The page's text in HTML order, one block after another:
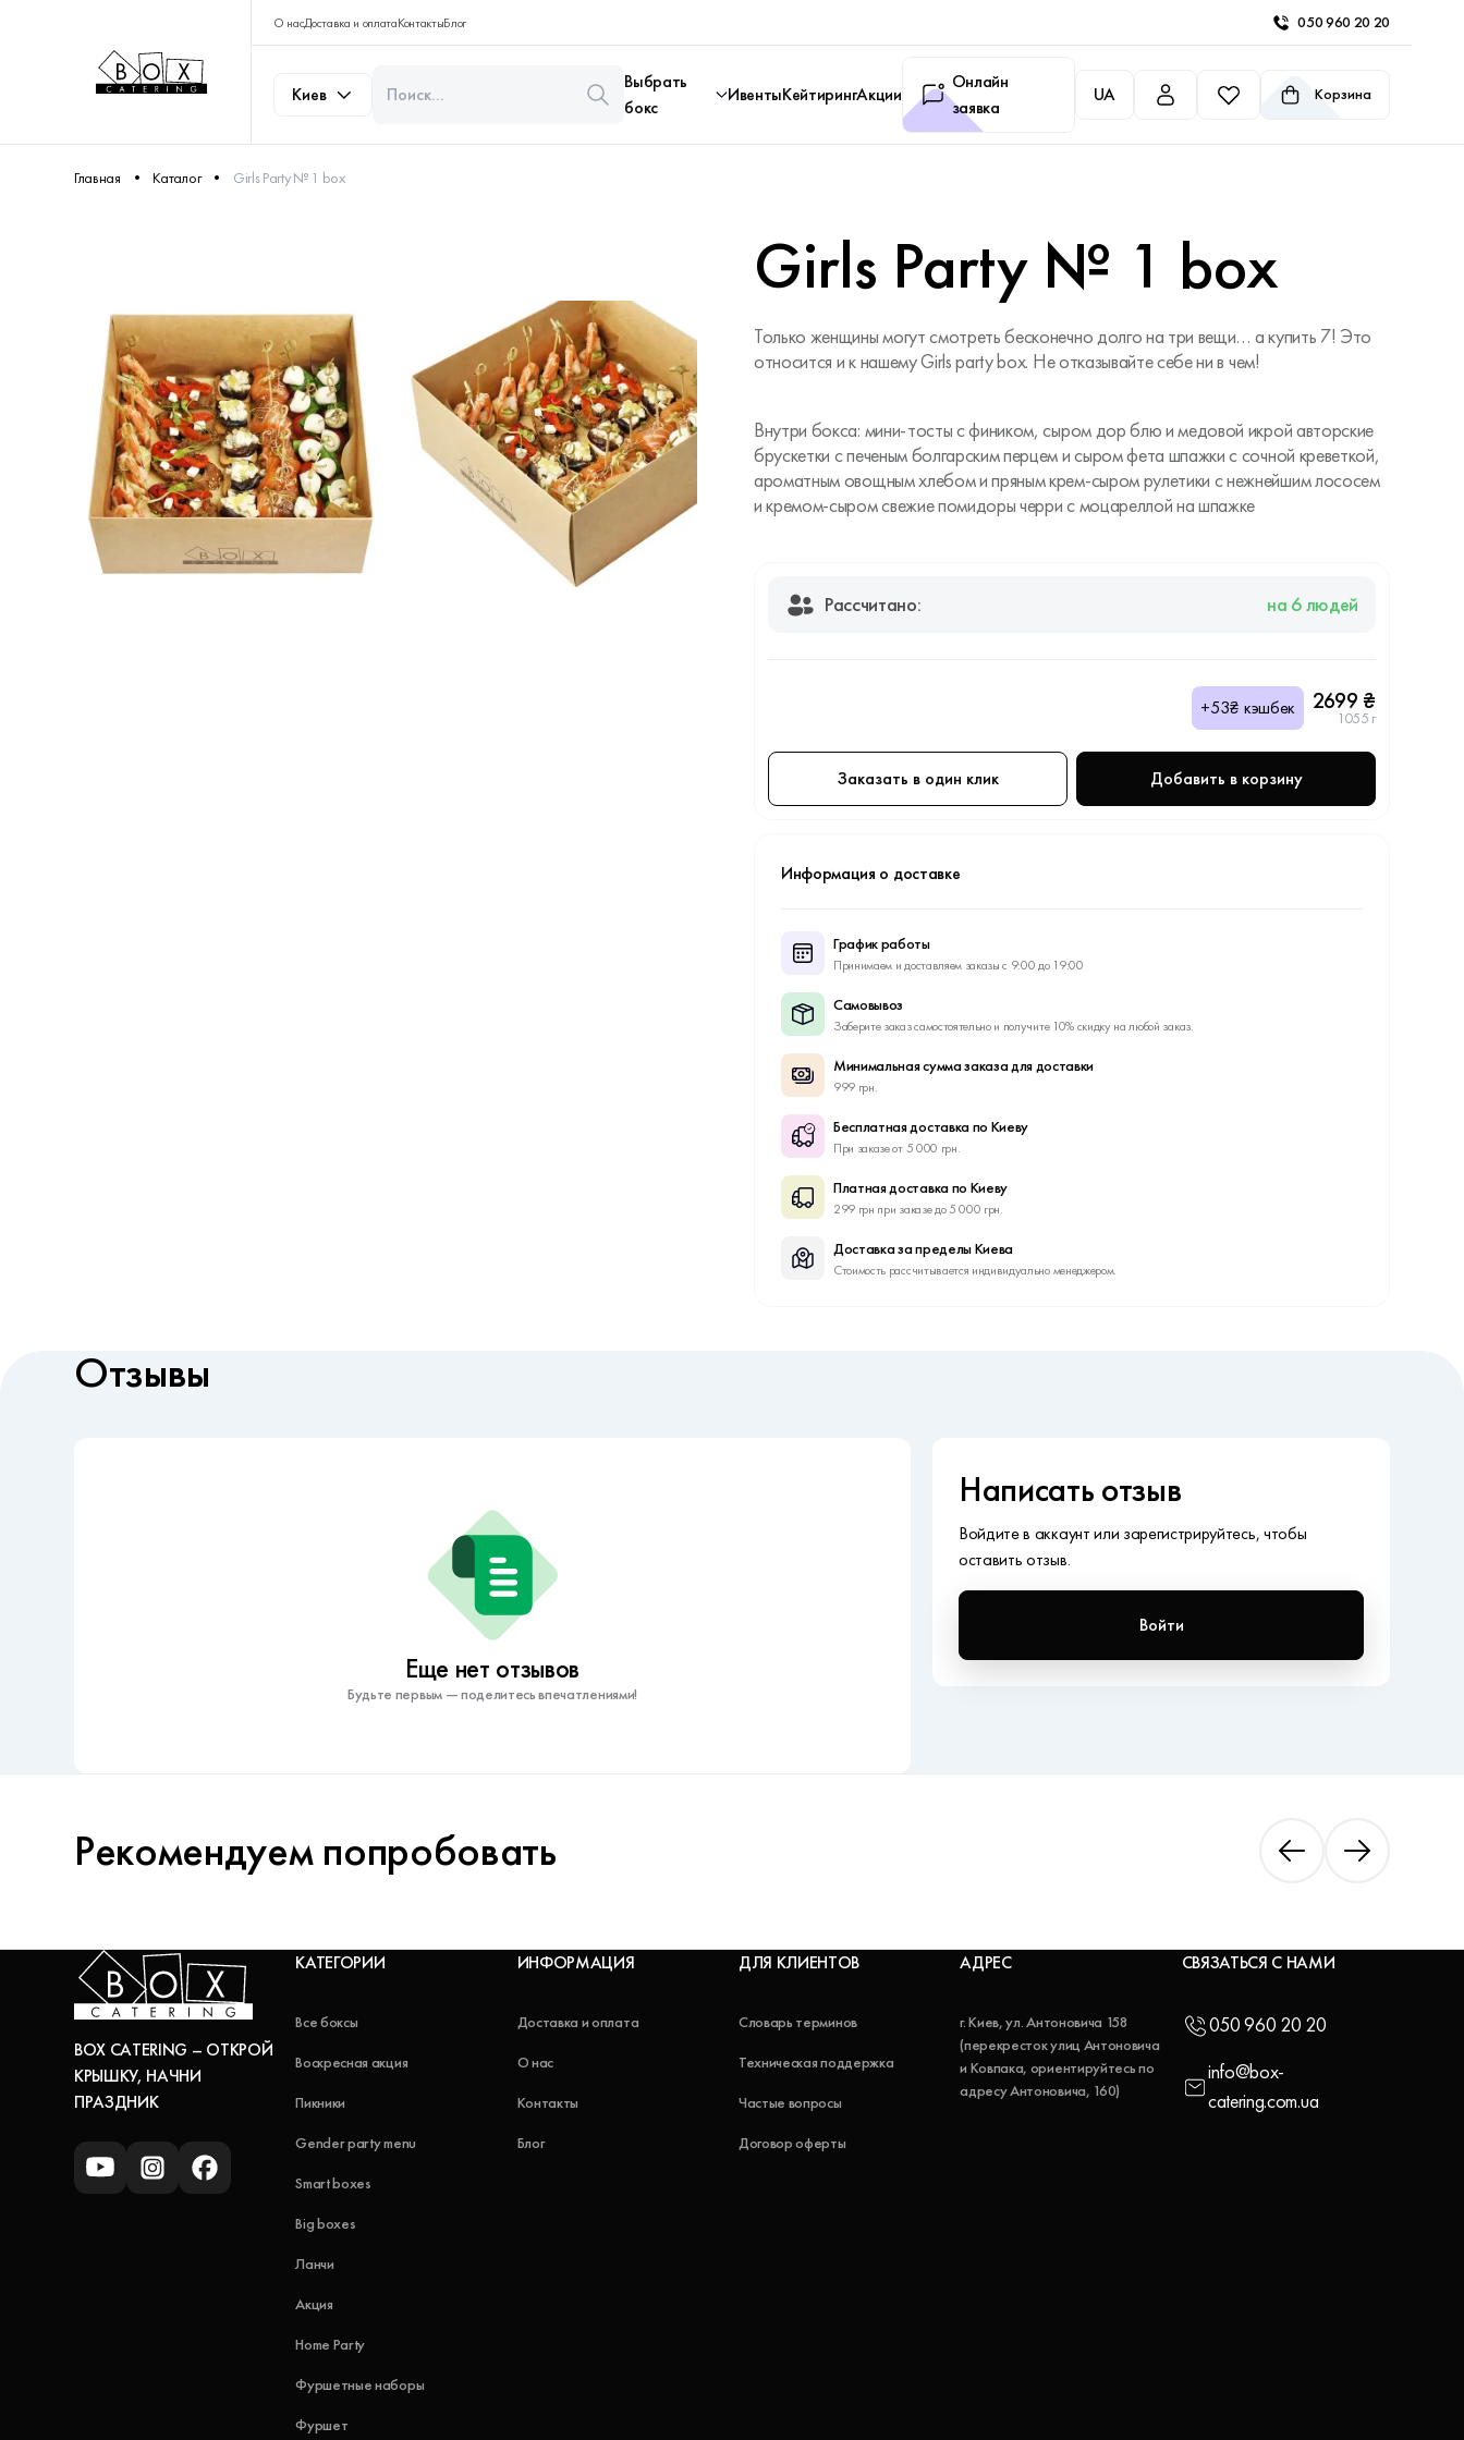
О насДоставка и оплатаКонтактыБлог 050 960 20 20
Киев
Выбрать
бокс
ИвентыКейтирингАкции
Онлайн
заявка
UA Корзина
Главная Каталог Girls Party № 1 box
Girls Party № 1 box
Только женщины могут смотреть бесконечно долго на три вещи… а купить 7! Это
относится и к нашему Girls party box. Не отказывайте себе ни в чем!
Внутри бокса: мини-тосты с фиником, сыром дор блю и медовой икрой авторские
брускетки с печеным болгарским перцем и сыром фета шпажки с сочной креветкой,
ароматным овощным хлебом и пряным крем-сыром рулетики с нежнейшим лососем
и кремом-сыром свежие помидоры черри с моцареллой на шпажке
Рассчитано: на 6 людей
+53₴ кэшбек 2699 ₴
1055 г
Заказать в один клик Добавить в корзину
Информация о доставке
График работы
Принимаем и доставляем заказы с 9:00 до 19:00
Самовывоз
Заберите заказ самостоятельно и получите 10% скидку на любой заказ.
Минимальная сумма заказа для доставки
999 грн.
Бесплатная доставка по Киеву
При заказе от 5 000 грн.
Платная доставка по Киеву
299 грн при заказе до 5 000 грн.
Доставка за пределы Киева
Стоимость рассчитывается индивидуально менеджером.
Отзывы
Еще нет отзывов
Будьте первым — поделитесь впечатлениями!
Написать отзыв
Войдите в аккаунт или зарегистрируйтесь, чтобы
оставить отзыв.
Войти
Рекомендуем попробовать
BOX CATERING – ОТКРОЙ
КРЫШКУ, НАЧНИ
ПРАЗДНИК
КАТЕГОРИИ
Все боксы
Воскресная акция
Пикники
Gender party menu
Smart boxes
Big boxes
Ланчи
Акция
Home Party
Фуршетные наборы
Фуршет
ИНФОРМАЦИЯ
Доставка и оплата
О нас
Контакты
Блог
ДЛЯ КЛИЕНТОВ
Словарь терминов
Техническая поддержка
Частые вопросы
Договор оферты
АДРЕС
г. Киев, ул. Антоновича 158
(перекресток улиц Антоновича
и Ковпака, ориентируйтесь по
адресу Антоновича, 160)
СВЯЗАТЬСЯ С НАМИ
050 960 20 20
info@box-
catering.com.ua